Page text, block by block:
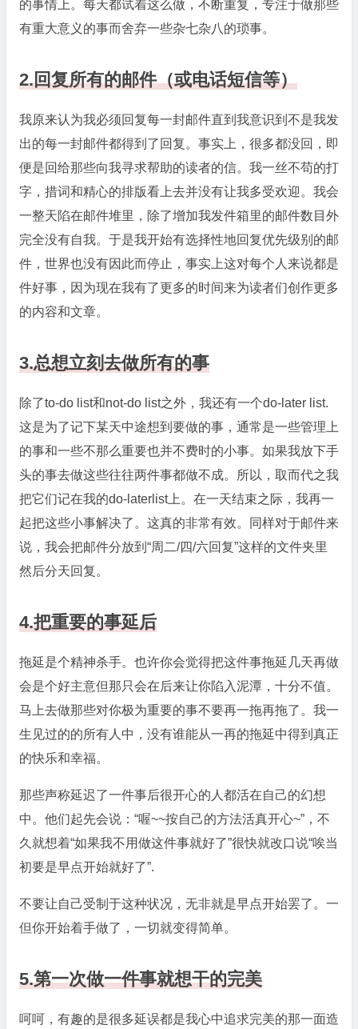
的事情上。每天都试着这么做，不断重复，专注于做那些
有重大意义的事而舍弃一些杂七杂八的琐事。
2.回复所有的邮件（或电话短信等）
我原来认为我必须回复每一封邮件直到我意识到不是我发
出的每一封邮件都得到了回复。事实上，很多都没回，即
便是回给那些向我寻求帮助的读者的信。我一丝不苟的打
字，措词和精心的排版看上去并没有让我多受欢迎。我会
一整天陷在邮件堆里，除了增加我发件箱里的邮件数目外
完全没有自我。于是我开始有选择性地回复优先级别的邮
件，世界也没有因此而停止，事实上这对每个人来说都是
件好事，因为现在我有了更多的时间来为读者们创作更多
的内容和文章。
3.总想立刻去做所有的事
除了to-do list和not-do list之外，我还有一个do-later list.
这是为了记下某天中途想到要做的事，通常是一些管理上
的事和一些不那么重要也并不费时的小事。如果我放下手
头的事去做这些往往两件事都做不成。所以，取而代之我
把它们记在我的do-laterlist上。在一天结束之际，我再一
起把这些小事解决了。这真的非常有效。同样对于邮件来
说，我会把邮件分放到“周二/四/六回复”这样的文件夹里
然后分天回复。
4.把重要的事延后
拖延是个精神杀手。也许你会觉得把这件事拖延几天再做
会是个好主意但那只会在后来让你陷入泥潭，十分不值。
马上去做那些对你极为重要的事不要再一拖再拖了。我一
生见过的的所有人中，没有谁能从一再的拖延中得到真正
的快乐和幸福。
那些声称延迟了一件事后很开心的人都活在自己的幻想
中。他们起先会说：“喔~~按自己的方法活真开心~”，不
久就想着“如果我不用做这件事就好了”很快就改口说“唉当
初要是早点开始就好了”.
不要让自己受制于这种状况，无非就是早点开始罢了。一
但你开始着手做了，一切就变得简单。
5.第一次做一件事就想干的完美
呵呵，有趣的是很多延误都是我心中追求完美的那一面造